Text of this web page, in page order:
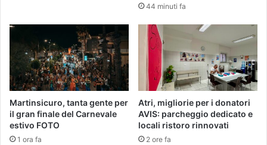
44 minuti fa
Martinsicuro, tanta gente per
il gran finale del Carnevale
estivo FOTO
1 ora fa
Atri, migliorie per i donatori
AVIS: parcheggio dedicato e
locali ristoro rinnovati
2 ore fa